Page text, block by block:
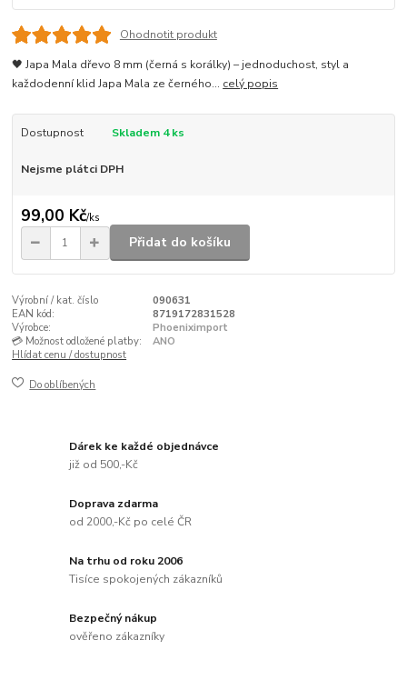
Ohodnotit produkt
🖤 Japa Mala dřevo 8 mm (černá s korálky) – jednoduchost, styl a
každodenní klid Japa Mala ze černého... celý popis
Dostupnost Skladem 4 ks
Nejsme plátci DPH
99,00 Kč/ks
Přidat do košíku
Výrobní / kat. číslo
090631
EAN kód:
8719172831528
Výrobce:
Phoeniximport
💳 Možnost odložené platby:
ANO
Hlídat cenu / dostupnost
Do oblíbených
Dárek ke každé objednávce
již od 500,-Kč
Doprava zdarma
od 2000,-Kč po celé ČR
Na trhu od roku 2006
Tisíce spokojených zákazníků
Bezpečný nákup
ověřeno zákazníky